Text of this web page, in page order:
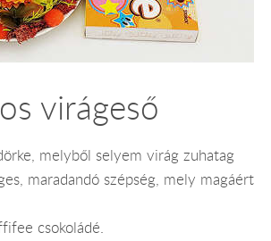
virágeső
melyből selyem virág zuhatag
maradandó szépség, mely magáért
csokoládé.